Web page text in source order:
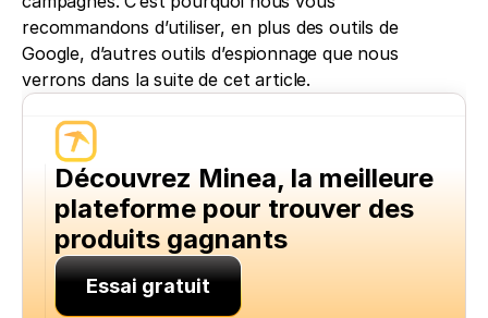
recommandons d’utiliser, en plus des outils de
Google, d’autres outils d’espionnage que nous
verrons dans la suite de cet article.
Découvrez Minea, la meilleure
plateforme pour trouver des
produits gagnants
Essai gratuit